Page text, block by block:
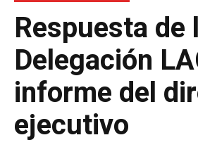
Respuesta de
Delegación
informe del
ejecutivo